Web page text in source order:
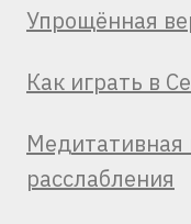
Упрощённая
Как играть в
Медитативная
расслабления